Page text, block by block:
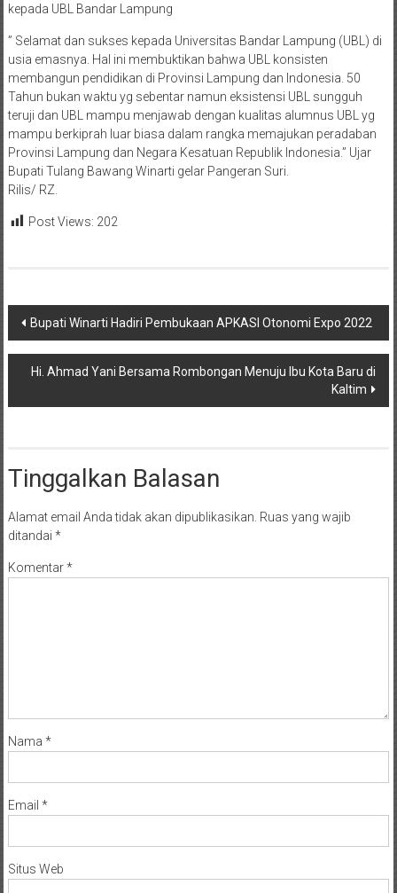
kepada UBL Bandar Lampung
” Selamat dan sukses kepada Universitas Bandar Lampung (UBL) di
usia emasnya. Hal ini membuktikan bahwa UBL konsisten
membangun pendidikan di Provinsi Lampung dan Indonesia. 50
Tahun bukan waktu yg sebentar namun eksistensi UBL sungguh
teruji dan UBL mampu menjawab dengan kualitas alumnus UBL yg
mampu berkiprah luar biasa dalam rangka memajukan peradaban
Provinsi Lampung dan Negara Kesatuan Republik Indonesia.” Ujar
Bupati Tulang Bawang Winarti gelar Pangeran Suri.
Rilis/ RZ.
Post Views: 202
Navigasi
pos
Bupati Winarti Hadiri Pembukaan APKASI Otonomi Expo 2022
Hi. Ahmad Yani Bersama Rombongan Menuju Ibu Kota Baru di
Kaltim
Tinggalkan Balasan
Alamat email Anda tidak akan dipublikasikan. Ruas yang wajib
ditandai *
Komentar*
Nama *
Email *
Situs Web